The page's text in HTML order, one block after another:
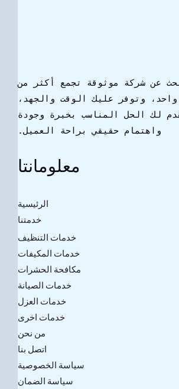
عن شركة موثوقة تجمع أكثر من
وتوفر عليك الوقت والجهد،
لك الحل المناسب بخبرة وجودة
واهتمام حقيقي براحة العميل.
معلومانتا
الرئيسية
خدمتنا
خدمات التنظيف
خدمات المكيفات
مكافحة الحشرات
خدمات الصيانة
خدمات العزل
خدمات اخرى
من نحن
اتصل بنا
سياسة الخصوصية
سياسة الضمان